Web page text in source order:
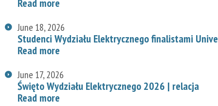
June 18, 2026
Studenci Wydziału Elektrycznego finalistami
Read more
June 17, 2026
Święto Wydziału Elektrycznego 2026 | relacja
Read more